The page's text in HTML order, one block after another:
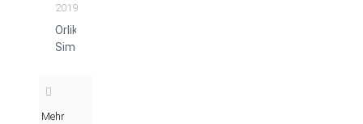
2019
Orlik
Simone
Mehr